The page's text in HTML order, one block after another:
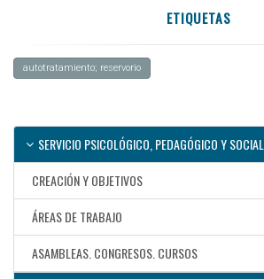
ETIQUETAS
autotratamiento; reservorio
SERVICIO PSICOLÓGICO, PEDAGÓGICO Y SOCIAL
CREACIÓN Y OBJETIVOS
ÁREAS DE TRABAJO
ASAMBLEAS. CONGRESOS. CURSOS